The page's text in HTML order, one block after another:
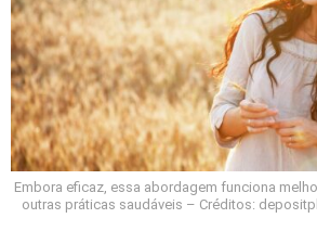
Embora eficaz, essa abordagem funciona
outras práticas saudáveis – Créditos: